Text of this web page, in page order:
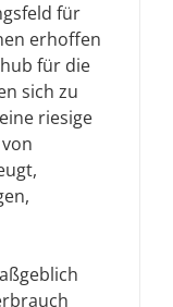
für
erhoffen
für die
sich zu
riesige